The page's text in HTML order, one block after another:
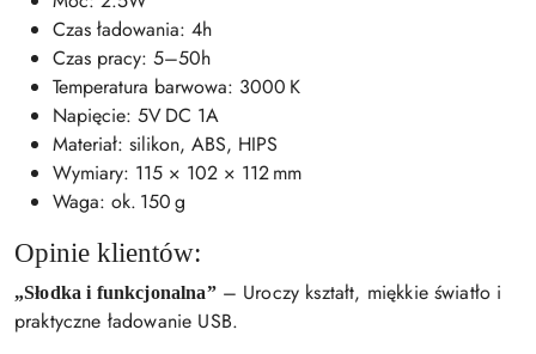
Czas ładowania: 4h
Czas pracy: 5–50h
Temperatura barwowa: 3000 K
Napięcie: 5V DC 1A
Materiał: silikon, ABS, HIPS
Wymiary: 115 × 102 × 112 mm
Waga: ok. 150 g
Opinie klientów:
„Słodka i funkcjonalna”– Uroczy kształt, miękkie światło i
praktyczne ładowanie USB.